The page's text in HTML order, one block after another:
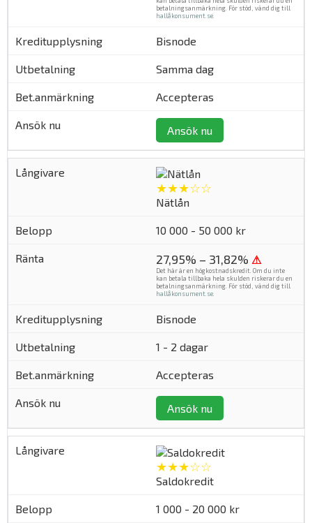
betalningsanmärkning. För stöd, vänd dig till
hallåkonsument.se
Bisnode
Samma dag
Accepteras
Ansök nu
★★★☆☆
Nätlån
10 000 - 50 000 kr
27,95% – 31,82% ⚠
Det här är en högkostnadskredit. Om du inte
kan betala tillbaka hela skulden riskerar du en
betalningsanmärkning. För stöd, vänd dig till
hallåkonsument.se.
Bisnode
1 - 2 dagar
Accepteras
Ansök nu
★★★☆☆
Saldokredit
1 000 - 20 000 kr